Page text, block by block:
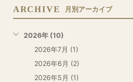
ARCHIVE 月別アーカイブ
2026年 (10)
2026年7月 (1)
2026年6月 (2)
2026年5月 (1)